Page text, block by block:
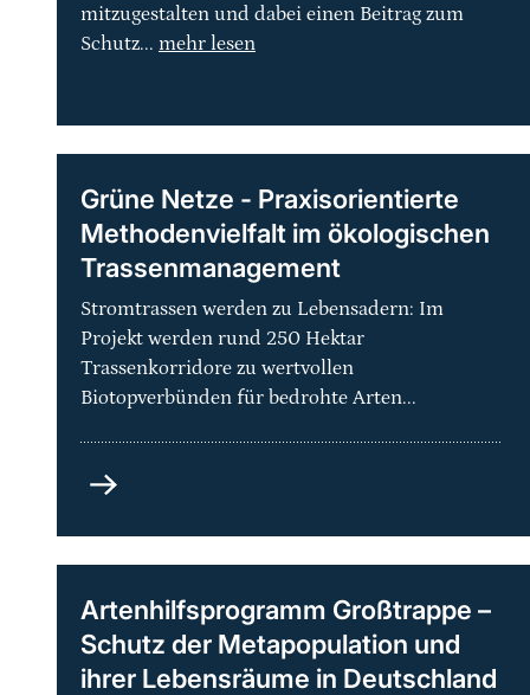
mitzugestalten und dabei einen Beitrag zum
Schutz... mehr lesen
Grüne Netze - Praxisorientierte
Methodenvielfalt im ökologischen
Trassenmanagement
Stromtrassen werden zu Lebensadern: Im
Projekt werden rund 250 Hektar
Trassenkorridore zu wertvollen
Biotopverbünden für bedrohte Arten...
Grüne
-
Praxisorientierte
im
ökologischen
Trassenmanagement
Artenhilfsprogramm Großtrappe –
Schutz der Metapopulation und
ihrer Lebensräume in Deutschland